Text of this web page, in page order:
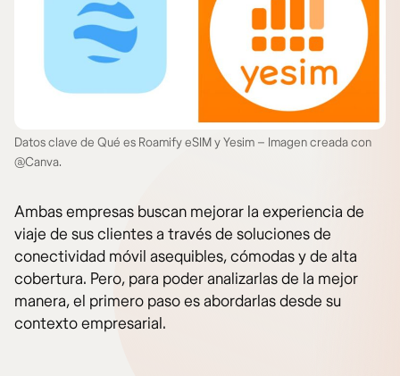
Datos clave de Qué es Roamify eSIM y Yesim – Imagen creada con
@Canva.
Ambas empresas buscan mejorar la experiencia de
viaje de sus clientes a través de soluciones de
conectividad móvil asequibles, cómodas y de alta
cobertura. Pero, para poder analizarlas de la mejor
manera, el primero paso es abordarlas desde su
contexto empresarial.